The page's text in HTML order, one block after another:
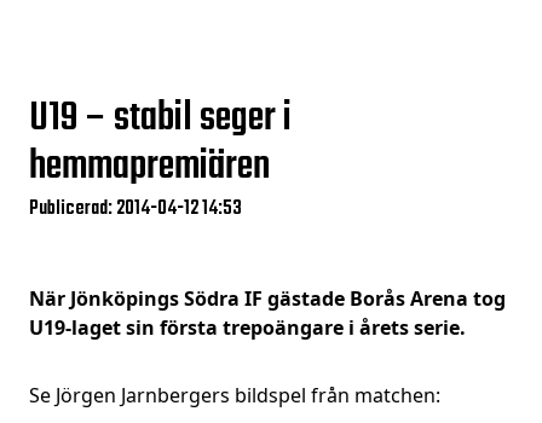
U19 – stabil seger i
hemmapremiären
Publicerad: 2014-04-12 14:53
När Jönköpings Södra IF gästade Borås Arena tog
U19-laget sin första trepoängare i årets serie.
Se Jörgen Jarnbergers bildspel från matchen: